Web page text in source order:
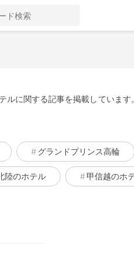
に関する記事を掲載していま
グランドプリンス高輪
陸のホテル 甲信越のホ